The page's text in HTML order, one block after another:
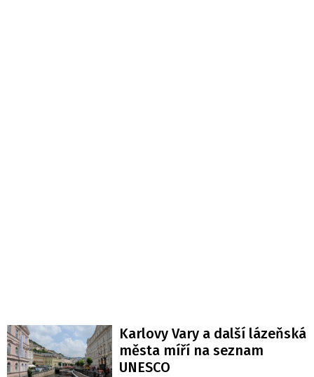
Karlovy Vary a další lázeňská
města míří na seznam
UNESCO